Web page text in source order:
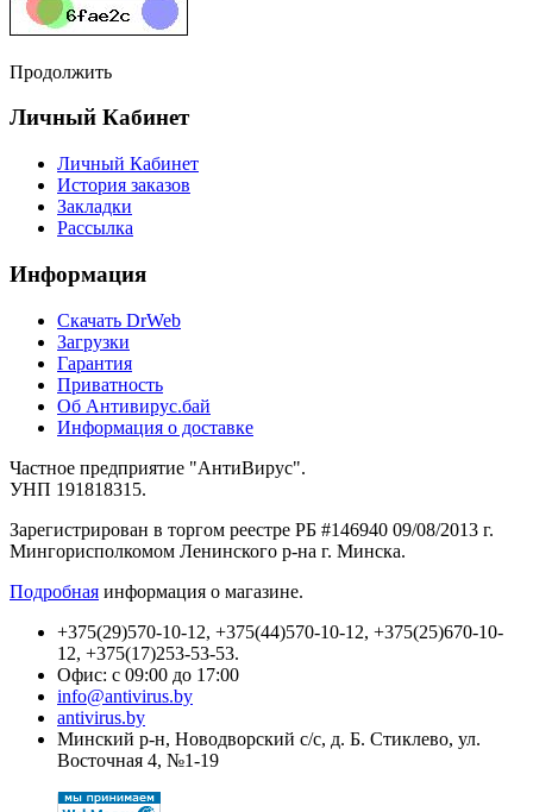
Продолжить
Личный Кабинет
Личный Кабинет
История заказов
Закладки
Рассылка
Информация
Cкачать DrWeb
Загрузки
Гарантия
Приватность
Об Антивирус.бай
Информация о доставке
Частное предприятие "АнтиВирус".
УНП 191818315.
Зарегистрирован в торгом реестре РБ #146940 09/08/2013 г.
Мингорисполкомом Ленинского р-на г. Минска.
Подробная информация о магазине.
+375(29)570-10-12, +375(44)570-10-12, +375(25)670-10-
12, +375(17)253-53-53.
Офис: с 09:00 до 17:00
info@antivirus.by
antivirus.by
Минский р-н, Новодворский с/с, д. Б. Стиклево, ул.
Восточная 4, №1-19